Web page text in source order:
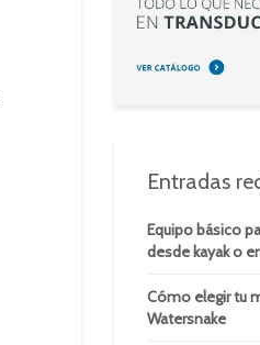
Entradas
Equipo básico
desde kayak o
Cómo elegir tu
Watersnake